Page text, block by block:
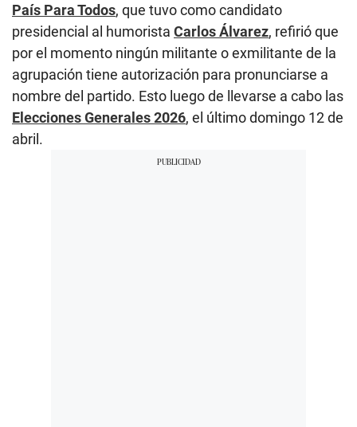
País Para Todos, que tuvo como candidato
presidencial al humorista Carlos Álvarez, refirió que
por el momento ningún militante o exmilitante de la
agrupación tiene autorización para pronunciarse a
nombre del partido. Esto luego de llevarse a cabo las
Elecciones Generales 2026, el último domingo 12 de
abril.